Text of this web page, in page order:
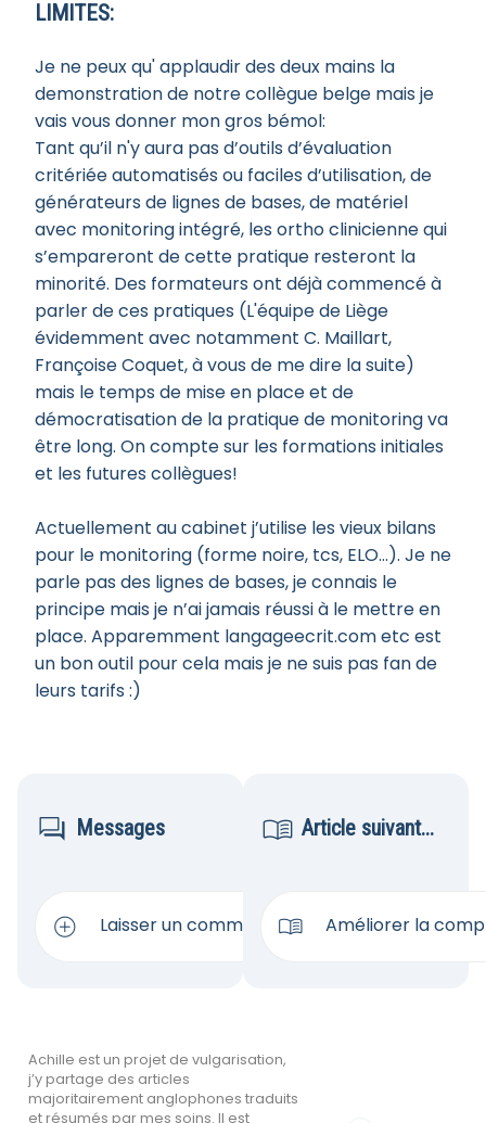
LIMITES:
Je ne peux qu' applaudir des deux mains la
demonstration de notre collègue belge mais je
vais vous donner mon gros bémol:
Tant qu’il n'y aura pas d’outils d’évaluation
critériée automatisés ou faciles d’utilisation, de
générateurs de lignes de bases, de matériel
avec monitoring intégré, les ortho clinicienne qui
s’empareront de cette pratique resteront la
minorité. Des formateurs ont déjà commencé à
parler de ces pratiques (L'équipe de Liège
évidemment avec notamment C. Maillart,
Françoise Coquet, à vous de me dire la suite)
mais le temps de mise en place et de
démocratisation de la pratique de monitoring va
être long. On compte sur les formations initiales
et les futures collègues!
Actuellement au cabinet j’utilise les vieux bilans
pour le monitoring (forme noire, tcs, ELO…). Je ne
parle pas des lignes de bases, je connais le
principe mais je n’ai jamais réussi à le mettre en
place. Apparemment langageecrit.com etc est
un bon outil pour cela mais je ne suis pas fan de
leurs tarifs :)
 Messages
 Laisser un commentaire
 Article suivant...
 Améliorer la
Achille est un projet de vulgarisation,
j’y partage des articles
majoritairement anglophones traduits
et résumés par mes soins. Il est